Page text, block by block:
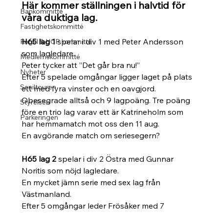
Bankommitté
Fastighetskommitté
Regel & HCP kommitté
Medlemskommitté
Nyheter
Seniltouren
Styrelsen
Parkeringen
Här kommer ställningen i halvtid för
våra duktiga lag.
H65 lag 1 spelar i div 1 med Peter Andersson
som lagledare.
Peter tycker att ”Det går bra nu!”
Efter 5 spelade omgångar ligger laget på plats
ett med fyra vinster och en oavgjord.
Obesegrade alltså och 9 lagpoäng. Tre poäng
före en trio lag varav ett är Katrineholm som
har hemmamatch mot oss den 11 aug.
En avgörande match om seriesegern?
H65 lag 2 spelar i div 2 Östra med Gunnar
Noritis som nöjd lagledare.
En mycket jämn serie med sex lag från
Västmanland.
Efter 5 omgångar leder Frösåker med 7